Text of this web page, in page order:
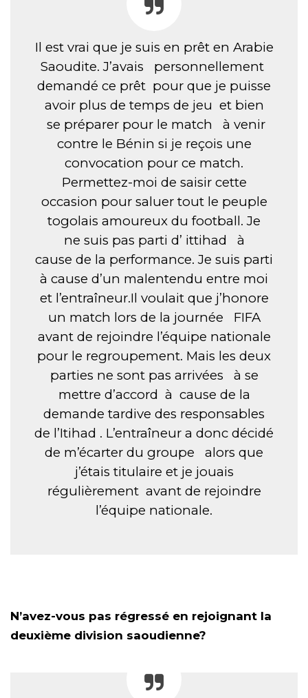
Il est vrai que je suis en prêt en Arabie
Saoudite. J’avais personnellement
demandé ce prêt pour que je puisse
avoir plus de temps de jeu et bien
se préparer pour le match à venir
contre le Bénin si je reçois une
convocation pour ce match.
Permettez-moi de saisir cette
occasion pour saluer tout le peuple
togolais amoureux du football. Je
ne suis pas parti d’ ittihad à
cause de la performance. Je suis parti
à cause d’un malentendu entre moi
et l’entraîneur.Il voulait que j’honore
un match lors de la journée FIFA
avant de rejoindre l’équipe nationale
pour le regroupement. Mais les deux
parties ne sont pas arrivées à se
mettre d’accord à cause de la
demande tardive des responsables
de l’Itihad . L’entraîneur a donc décidé
de m’écarter du groupe alors que
j’étais titulaire et je jouais
régulièrement avant de rejoindre
l’équipe nationale.
N’avez-vous pas régressé en rejoignant la
deuxième division saoudienne?